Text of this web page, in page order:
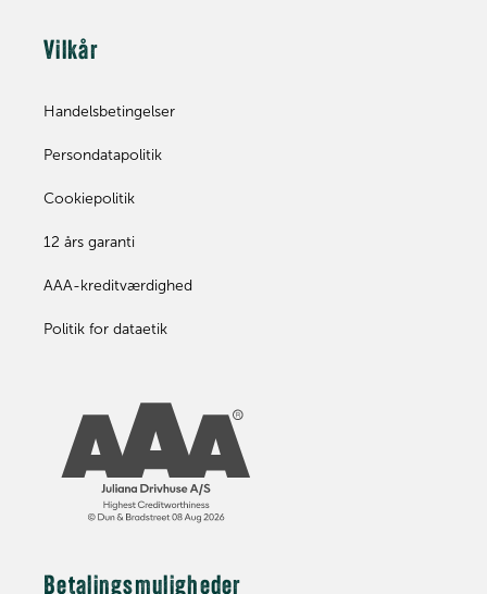
Vilkår
Handelsbetingelser
Persondatapolitik
Cookiepolitik
12 års garanti
AAA-kreditværdighed
Politik for dataetik
Betalingsmuligheder